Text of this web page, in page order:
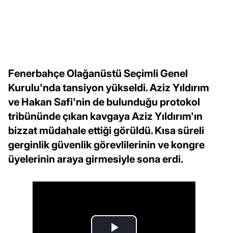
Fenerbahçe Olağanüstü Seçimli Genel
Kurulu'nda tansiyon yükseldi. Aziz Yıldırım
ve Hakan Safi'nin de bulunduğu protokol
tribününde çıkan kavgaya Aziz Yıldırım'ın
bizzat müdahale ettiği görüldü. Kısa süreli
gerginlik güvenlik görevlilerinin ve kongre
üyelerinin araya girmesiyle sona erdi.